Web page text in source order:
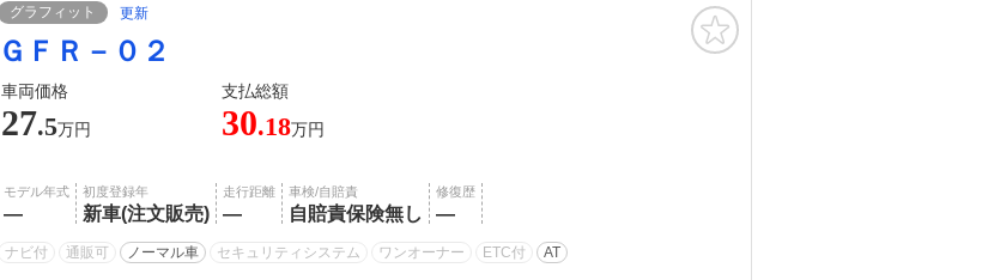
グラフィット 更新
ＧＦＲ－０２
車両価格 支払総額
27.5万円 30.18万円
モデル年式
―
初度登録年
新車(注文販売)
走行距離
―
車検/自賠責
自賠責保険無し
修復歴
―
ナビ付 通販可 ノーマル車 セキュリティシステム ワンオーナー ETC付 AT